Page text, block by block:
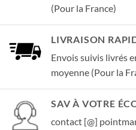
(Pour la France)
LIVRAISON
Envois suivis livrés
moyenne (Pour la
SAV À VOTRE
contact [@]